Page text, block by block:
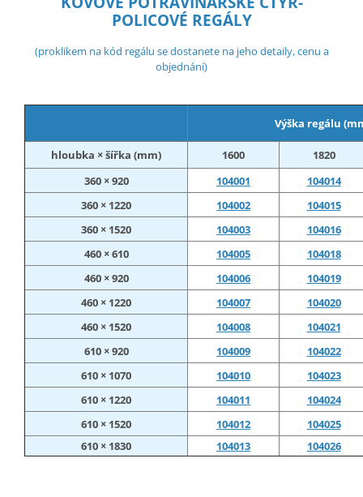
POLICOVÉ REGÁLY
(proklikem na kód regálu se dostanete na jeho detaily, cenu a
objednání)
Výška regálu
hloubka × šířka (mm) 1600
1820
360 × 920
104001
104014
360 × 1220
104002
104015
360 × 1520
104003
104016
460 × 610
104005
104018
460 × 920
104006
104019
460 × 1220
104007
104020
460 × 1520
104008
104021
610 × 920
104009
104022
610 × 1070
104010
104023
610 × 1220
104011
104024
610 × 1520
104012
104025
610 × 1830
104013 104026